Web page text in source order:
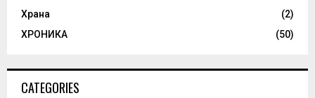
Храна
(2)
ХРОНИКА
(50)
CATEGORIES